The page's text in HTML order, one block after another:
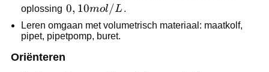
oplossing 0,10
mol/L
0, 10mol/L.
Leren omgaan met volumetrisch materiaal: maatkolf,
pipet, pipetpomp, buret.
Oriënteren